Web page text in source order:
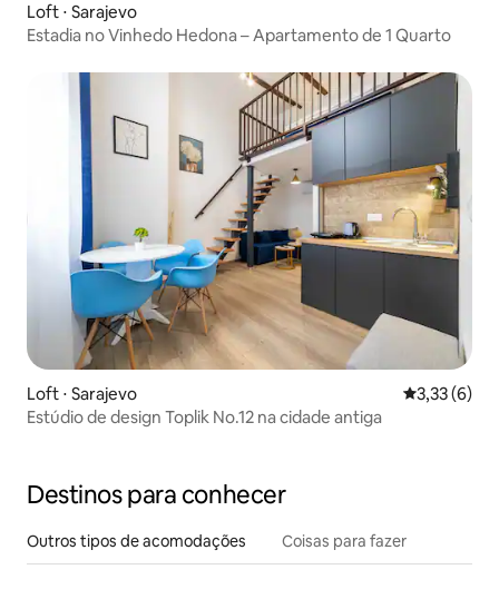
Loft ⋅ Sarajevo
Estadia no Vinhedo Hedona – Apartamento de 1 Quarto
Loft ⋅ Sarajevo 3,33 de
3,33 (6)
Estúdio de design Toplik No.12 na cidade antiga
Destinos para conhecer
Outros tipos de acomodações Coisas para fazer